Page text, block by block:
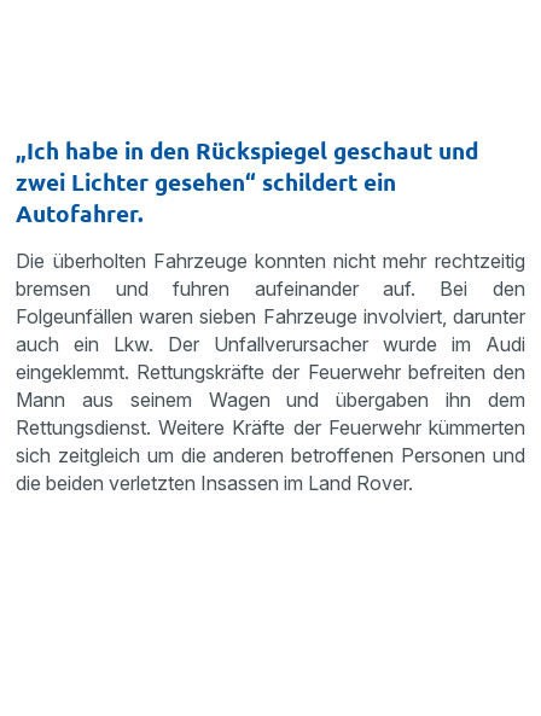
„Ich habe in den Rückspiegel geschaut und
zwei Lichter gesehen“ schildert ein
Autofahrer.
Die überholten Fahrzeuge konnten nicht mehr rechtzeitig
bremsen und fuhren aufeinander auf. Bei den
Folgeunfällen waren sieben Fahrzeuge involviert, darunter
auch ein Lkw. Der Unfallverursacher wurde im Audi
eingeklemmt. Rettungskräfte der Feuerwehr befreiten den
Mann aus seinem Wagen und übergaben ihn dem
Rettungsdienst. Weitere Kräfte der Feuerwehr kümmerten
sich zeitgleich um die anderen betroffenen Personen und
die beiden verletzten Insassen im Land Rover.